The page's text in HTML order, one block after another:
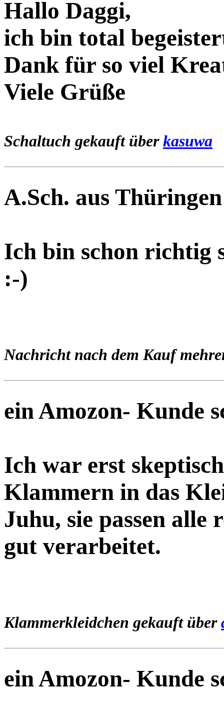
Hallo Daggi,
ich bin total
Dank für so viel
Viele Grüße
Schaltuch gekauft über kasuwa
A.Sch. aus
Ich bin schon richtig
:-)
Nachricht nach dem Kauf
ein Amozon- Kunde
Ich war erst
Klammern in das
Juhu, sie passen alle
gut verarbeitet.
Klammerkleidchen gekauft über
ein Amozon- Kunde